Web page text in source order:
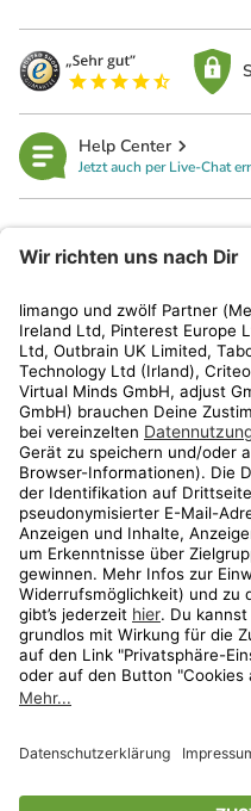
Help Center
Jetzt auch per Live-Chat
Kundenservice
Shop
Aktionen
Travel